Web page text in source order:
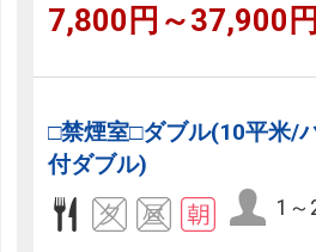
7,800円～37,900円
□禁煙室□ダブル(10平米/
付ダブル)
1～